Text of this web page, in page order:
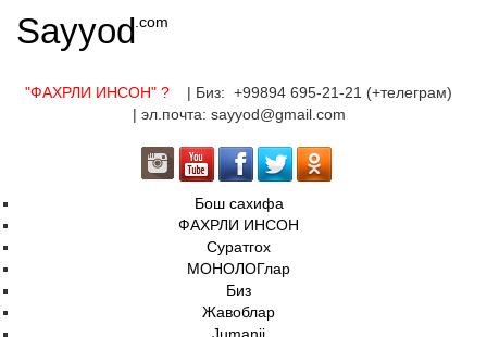
Sayyod .com
"ФАХРЛИ ИНСОН" ?
| Биз: +99894 695-21-21 (+телеграм)
| эл.почта: sayyod@gmail.com
Бош сахифа
ФАХРЛИ ИНСОН
Суратгох
МОНОЛОГлар
Биз
Жавоблар